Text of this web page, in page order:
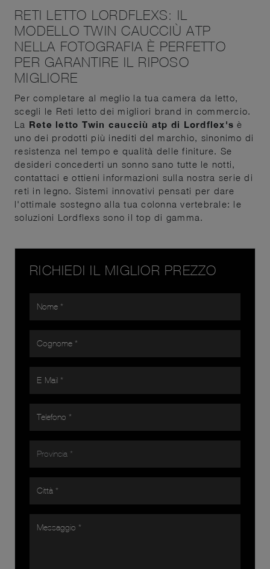
RETI LETTO LORDFLEXS: IL
MODELLO TWIN CAUCCIÙ ATP
NELLA FOTOGRAFIA È PERFETTO
PER GARANTIRE IL RIPOSO
MIGLIORE
Per completare al meglio la tua camera da letto,
scegli le Reti letto dei migliori brand in commercio.
La Rete letto Twin caucciù atp di Lordflex's è
uno dei prodotti più inediti del marchio, sinonimo di
resistenza nel tempo e qualità delle finiture. Se
desideri concederti un sonno sano tutte le notti,
contattaci e ottieni informazioni sulla nostra serie di
reti in legno. Sistemi innovativi pensati per dare
l'ottimale sostegno alla tua colonna vertebrale: le
soluzioni Lordflexs sono il top di gamma.
RICHIEDI IL MIGLIOR PREZZO